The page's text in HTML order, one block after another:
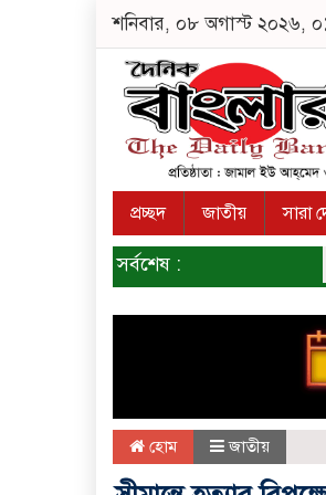
শনিবার, ০৮ অগাস্ট ২০২৬,
প্রচ্ছদ জাতীয় সারা
সর্বশেষ :
হোম জাতীয়